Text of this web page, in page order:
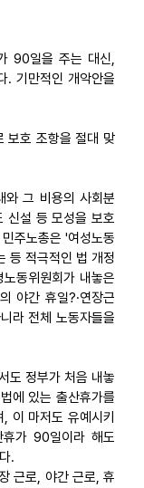
90일을 주는 대신,
. 기만적인 개악안을
보호 조항을 절대 맞
그 비용의 사회분
신설 등 모성을 보호
주노총은 '여성노동
등 적극적인 법 개정
동위원회가 내놓은
야간 휴일?·연장근
라 전체 노동자들을
도 정부가 처음 내놓
에 있는 출산휴가를
이 마저도 유예시키
가 90일이라 해도
.
근로, 야간 근로, 휴